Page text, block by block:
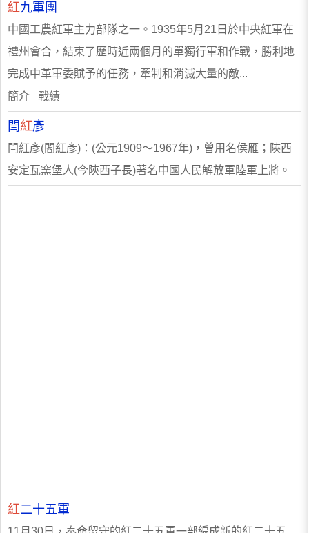
紅九軍團
中國工農紅軍主力部隊之一。1935年5月21日於中央紅軍在
禮州會合，結束了歷時近兩個月的單獨行軍和作戰，勝利地
完成中革軍委賦予的任務，牽制和消滅大量的敵...
簡介 戰績
閆 紅彥
閆紅彥(閻紅彥)：(公元1909～1967年)，曾用名侯雁；陝西
安定瓦窯堡人(今陝西子長)著名中國人民解放軍陸軍上將。
紅二十五軍